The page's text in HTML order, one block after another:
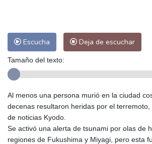
Escucha Deja de escuchar
Tamaño del texto:
Al menos una persona murió en la ciudad
decenas resultaron heridas por el
de noticias Kyodo.
Se activó una alerta de tsunami por olas de
regiones de Fukushima y Miyagi, pero esta